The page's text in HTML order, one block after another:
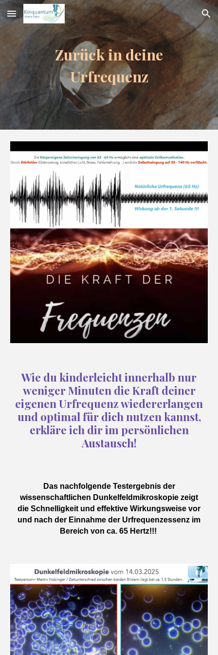
Skip to main content Skip to navigation
Zurück in deine
Urfrequenz
Wie du kinderleicht innerhalb nur
weniger Minuten die Kraft deiner
eigenen Urfrequenz wiedererlangen
und optimal für dich nutzen kannst,
erkläre ich dir im persönlichen
Austausch!
Das nachfolgende Testergebnis der
wissenschaftlichen Dunkelfeldmikroskopie zeigt
die Schnelligkeit und effektive Wirkungsweise vor
und nach der Einnahme der Urfrequenzessenz im
Bereich von ca. 65 Hertz!!!